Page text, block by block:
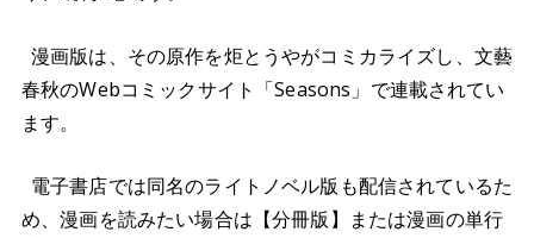
漫画版は、その原作を炬とうやがコミカライズし、文藝
春秋のWebコミックサイト「Seasons」で連載されてい
ます。
電子書店では同名のライトノベル版も配信されているた
め、漫画を読みたい場合は【分冊版】または漫画の単行